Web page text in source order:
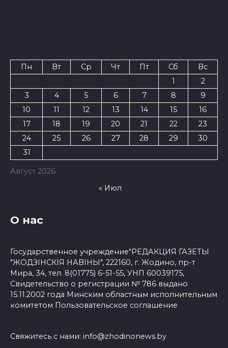
Август 2026
Пн Вт Ср Чт Пт Сб
Вс
1
2
3
4 5 6 7 8
9
10
11 12 13 14 15
16
17
18 19 20 21 22
23
24
25 26 27 28 29
30
31
« Июл
О нас
Государственное учреждение"РЕДАКЦИЯ ГАЗЕТЫ
"ЖОДЗІНСКІЯ НАВІНЫ", 222160, г. Жодино, пр-т
Мира, 34, тел. 8(01775) 6-51-55, УНП 60039175,
Свидетельство о регистрации № 786 выдано
15.11.2002 года Минским областным исполнительным
комитетом Пользовательское соглашение
Свяжитесь с нами: info@zhodinonews.by